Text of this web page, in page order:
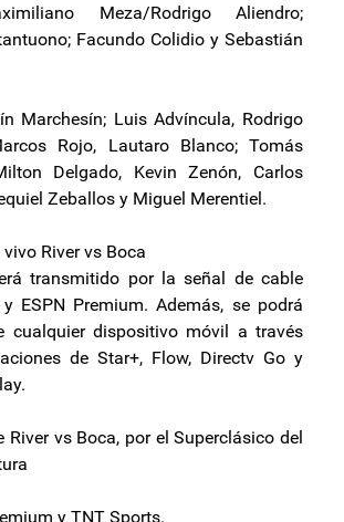
Meza/Rodrigo Aliendro;
Facundo Colidio y Sebastián
Marchesín; Luis Advíncula, Rodrigo
Rojo, Lautaro Blanco; Tomás
Delgado, Kevin Zenón, Carlos
Zeballos y Miguel Merentiel.
River vs Boca
transmitido por la señal de cable
ESPN Premium. Además, se podrá
cualquier dispositivo móvil a través
de Star+, Flow, Directv Go y
River vs Boca, por el Superclásico del
y TNT Sports.